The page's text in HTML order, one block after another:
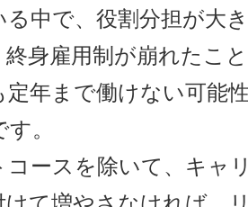
中で、役割分担が大
身雇用制が崩れたこ
年まで働けない可能
。
コースを除いて、キャ